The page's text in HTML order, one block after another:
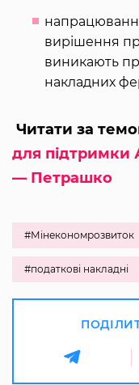
вирішення
виникають
накладних
Читати за
для підтримки
— Петрашко
#Мінекономрозвиток
#податкові накладні